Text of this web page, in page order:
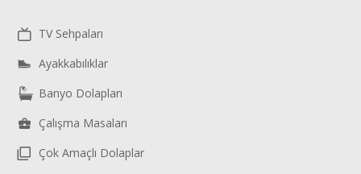
TV Sehpaları
Ayakkabılıklar
Banyo Dolapları
Çalışma Masaları
Çok Amaçlı Dolaplar